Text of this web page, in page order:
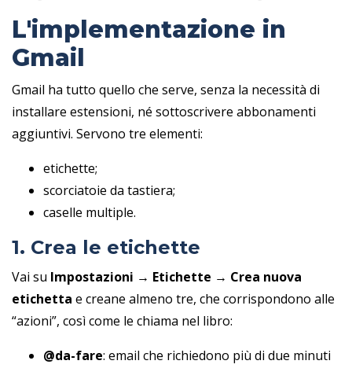
L'implementazione in
Gmail
Gmail ha tutto quello che serve, senza la necessità di
installare estensioni, né sottoscrivere abbonamenti
aggiuntivi. Servono tre elementi:
etichette;
scorciatoie da tastiera;
caselle multiple.
1. Crea le etichette
Vai su Impostazioni → Etichette → Crea nuova
etichetta e creane almeno tre, che corrispondono alle
“azioni”, così come le chiama nel libro:
@da-fare: email che richiedono più di due minuti